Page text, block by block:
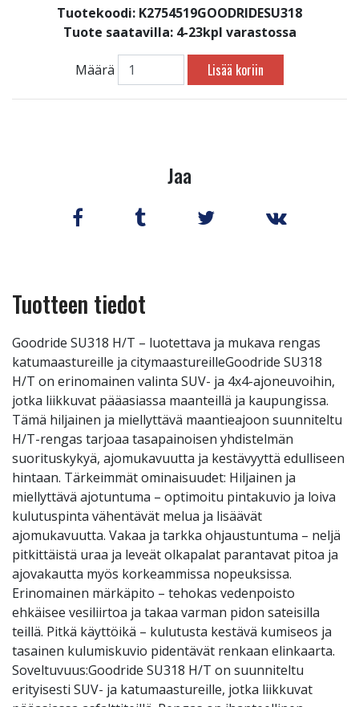
Tuotekoodi: K2754519GOODRIDESU318
Tuote saatavilla: 4-23kpl varastossa
Määrä Lisää koriin
Jaa
Tuotteen tiedot
Goodride SU318 H/T – luotettava ja mukava rengas
katumaastureille ja citymaastureilleGoodride SU318
H/T on erinomainen valinta SUV- ja 4x4-ajoneuvoihin,
jotka liikkuvat pääasiassa maanteillä ja kaupungissa.
Tämä hiljainen ja miellyttävä maantieajoon suunniteltu
H/T-rengas tarjoaa tasapainoisen yhdistelmän
suorituskykyä, ajomukavuutta ja kestävyyttä edulliseen
hintaan. Tärkeimmät ominaisuudet: Hiljainen ja
miellyttävä ajotuntuma – optimoitu pintakuvio ja loiva
kulutuspinta vähentävät melua ja lisäävät
ajomukavuutta. Vakaa ja tarkka ohjaustuntuma – neljä
pitkittäistä uraa ja leveät olkapalat parantavat pitoa ja
ajovakautta myös korkeammissa nopeuksissa.
Erinomainen märkäpito – tehokas vedenpoisto
ehkäisee vesiliirtoa ja takaa varman pidon sateisilla
teillä. Pitkä käyttöikä – kulutusta kestävä kumiseos ja
tasainen kulumiskuvio pidentävät renkaan elinkaarta.
Soveltuvuus:Goodride SU318 H/T on suunniteltu
erityisesti SUV- ja katumaastureille, jotka liikkuvat